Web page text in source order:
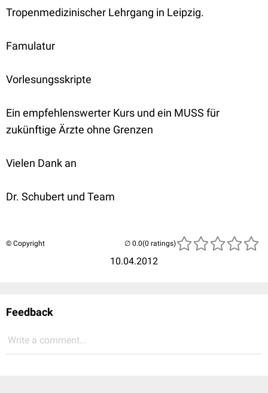
Tropenmedizinischer Lehrgang in Leipzig.
Famulatur
Vorlesungsskripte
Ein empfehlenswerter Kurs und ein MUSS für
zukünftige Ärzte ohne Grenzen
Vielen Dank an
Dr. Schubert und Team
© Copyright
10.04.2012
(0 ratings)
Feedback
Write a comment...